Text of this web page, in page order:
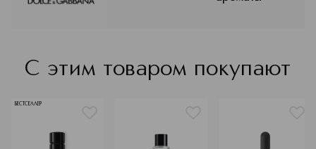
Подробнее
С этим товаром покупают
БЕСТСЕЛЛЕР